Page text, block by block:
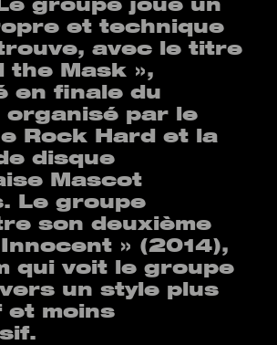
et technique
avec le titre
the Mask »,
en finale du
organisé par le
Rock Hard et la
disque
Mascot
Le groupe
son deuxième
» (2014),
qui voit le groupe
un style plus
et moins